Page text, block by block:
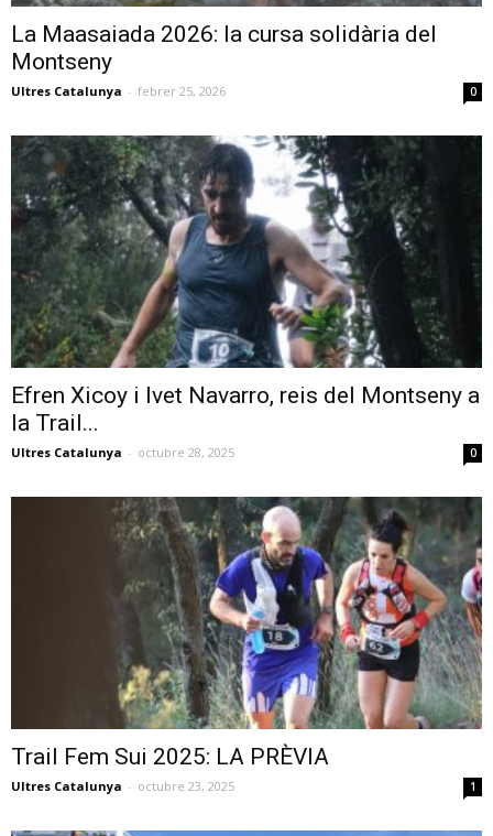
La Maasaiada 2026: la cursa solidària del
Montseny
Ultres Catalunya - febrer 25, 2026 0
Efren Xicoy i Ivet Navarro, reis del Montseny a
la Trail...
Ultres Catalunya - octubre 28, 2025 0
Trail Fem Sui 2025: LA PRÈVIA
Ultres Catalunya - octubre 23, 2025 1